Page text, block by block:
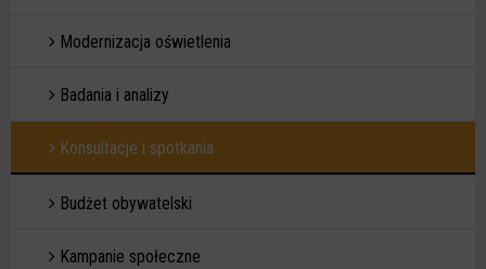
Modernizacja oświetlenia
Badania i analizy
Konsultacje i spotkania
Budżet obywatelski
Kampanie społeczne